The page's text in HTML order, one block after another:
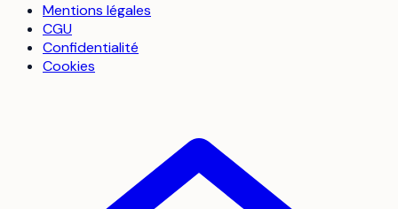
Mentions légales
CGU
Confidentialité
Cookies